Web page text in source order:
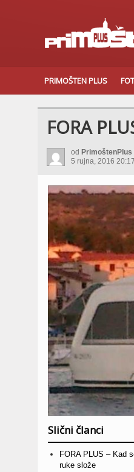
PRIMOŠTEN PLUS
FORA
od PrimoštenPlus
5 rujna, 2016 20:17
Slični članci
FORA PLUS – Kad
ruke slože